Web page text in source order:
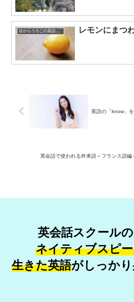
目からうろこの英語表現 レモンにまつ
英語の「know」
英会話で使われる外来語～フランス語編
英会話スクール
ネイティブスピ
生きた英語がしっかり